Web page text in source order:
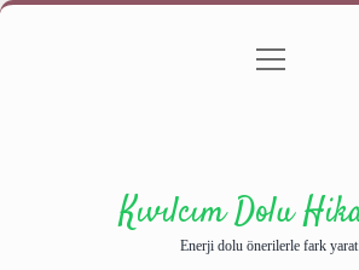
Gizlilik Politikası
menüyü
Kıvılcım Dolu
Enerji dolu önerilerle fark